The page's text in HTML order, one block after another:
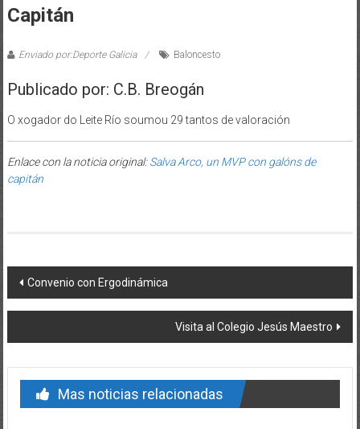
Capitán
Enviado por:Deporte Galicia Baloncesto
Publicado por: C.B. Breogán
O xogador do Leite Río soumou 29 tantos de valoración
Enlace con la noticia original:Salva Arco, un MVP con galóns de
capitán
Post navigation
Convenio con Ergodinámica
Visita al Colegio Jesús Maestro
Mas noticias relacionadas